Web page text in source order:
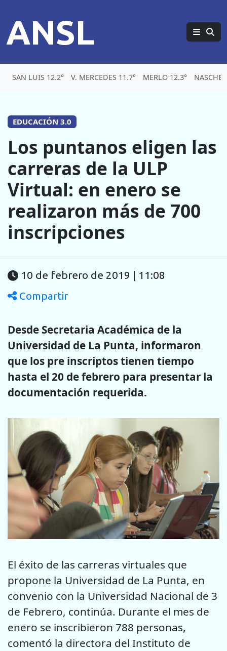
ANSL
SAN LUIS 12.2° V. MERCEDES 11.7° MERLO 12.3°
EDUCACIÓN 3.0
Los puntanos eligen las
carreras de la ULP
Virtual: en enero se
realizaron más de 700
inscripciones
10 de febrero de 2019 | 11:08
Compartir
Desde Secretaria Académica de la
Universidad de La Punta, informaron
que los pre inscriptos tienen tiempo
hasta el 20 de febrero para presentar la
documentación requerida.
El éxito de las carreras virtuales que
propone la Universidad de La Punta, en
convenio con la Universidad Nacional de 3
de Febrero, continúa. Durante el mes de
enero se inscribieron 788 personas,
comentó la directora del Instituto de